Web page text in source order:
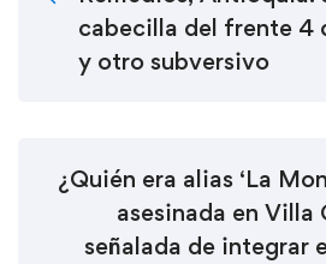
cabecilla del frente 4
y otro subversivo
¿Quién era alias ‘La
asesinada en Villa
señalada de integrar